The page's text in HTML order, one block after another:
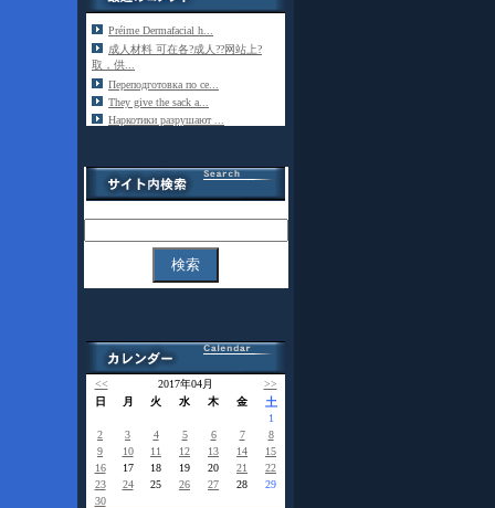
Préime Dermafacial h...
成人材料 可在各?成人??网站上?
取，供...
Переподготовка по се...
They give the sack a...
Наркотики разрушают ...
<< 2017年04月
>>
日
月 火 水 木 金 土
1
2
3 4 5 6 7
8
9
10 11 12 13 14
15
16
17 18 19 20 21
22
23
24 25 26 27 28
29
30